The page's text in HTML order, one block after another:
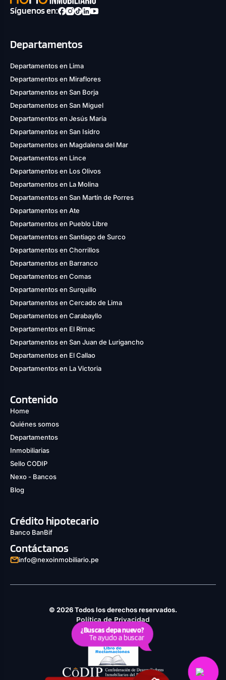
Síguenos en:
Departamentos
Departamentos en Lima
Departamentos en Miraflores
Departamentos en San Borja
Departamentos en San Miguel
Departamentos en Jesús María
Departamentos en San Isidro
Departamentos en Magdalena del Mar
Departamentos en Lince
Departamentos en Los Olivos
Departamentos en La Molina
Departamentos en San Martín de Porres
Departamentos en Ate
Departamentos en Pueblo Libre
Departamentos en Santiago de Surco
Departamentos en Chorrillos
Departamentos en Barranco
Departamentos en Comas
Departamentos en Surquillo
Departamentos en Cercado de Lima
Departamentos en Carabayllo
Departamentos en El Rimac
Departamentos en San Juan de Lurigancho
Departamentos en El Callao
Departamentos en La Victoria
Contenido
Home
Quiénes somos
Departamentos
Inmobiliarias
Sello CODIP
Nexo - Bancos
Blog
Crédito hipotecario
Banco BanBif
Contáctanos
info@nexoinmobiliario.pe
© 2026 Todos los derechos reservados.
Política de Privacidad
Derechos ARCO
Política de Cookies
¿Buscas depa nuevo?
Te ayudo a buscar